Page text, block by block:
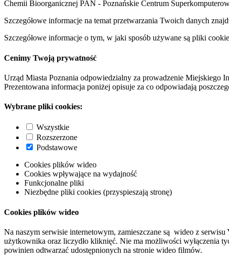
Chemii Bioorganicznej PAN - Poznańskie Centrum
Szczegółowe informacje na temat przetwarzania Twoich danych
Szczegółowe informacje o tym, w jaki sposób używane są pliki
Cenimy Twoją prywatność
Urząd Miasta Poznania odpowiedzialny za prowadzenie Miejskiego
Prezentowana informacja poniżej opisuje za co odpowiadają
Wybrane pliki cookies:
Wszystkie
Rozszerzone
Podstawowe
Cookies plików wideo
Cookies wpływające na wydajność
Funkcjonalne pliki
Niezbędne pliki cookies (przyspieszają stronę)
Cookies plików wideo
Na naszym serwisie internetowym, zamieszczane są wideo z
użytkownika oraz liczydło kliknięć. Nie ma możliwości wyłączenia
powinien odtwarzać udostępnionych na stronie wideo filmów.